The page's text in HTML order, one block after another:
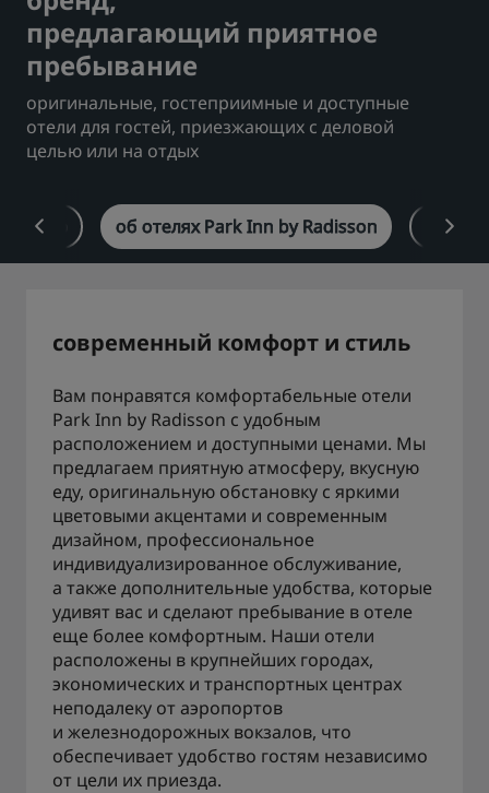
Park Plaza Park Inn by Radisson
Prize by Radisson
Аффилированные бренды в Китае
J. Jin Jiang
Отели в центре города
Посетите наш блог
предлагающий приятное
пребывание
оригинальные, гостеприимные и доступные
отели для гостей, приезжающих с деловой
целью или на отдых
обзор об отелях Park Inn by Radisson наши
современный комфорт и стиль
Вам понравятся комфортабельные отели
Park Inn by Radisson с удобным
расположением и доступными ценами. Мы
предлагаем приятную атмосферу, вкусную
еду, оригинальную обстановку с яркими
цветовыми акцентами и современным
дизайном, профессиональное
индивидуализированное обслуживание,
а также дополнительные удобства, которые
удивят вас и сделают пребывание в отеле
еще более комфортным. Наши отели
расположены в крупнейших городах,
экономических и транспортных центрах
неподалеку от аэропортов
и железнодорожных вокзалов, что
обеспечивает удобство гостям независимо
от цели их приезда.